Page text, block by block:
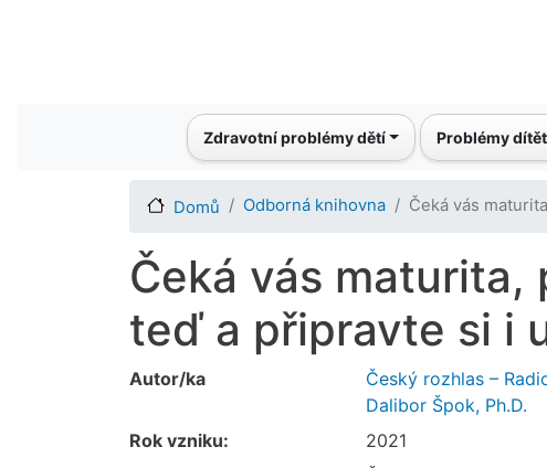
Main navigationZdravotní problémy dětí Problémy
Domů Odborná knihovna Čeká vás
Čeká vás
teď a připravte si i
Autor/ka
Český rozhlas –
Dalibor Špok, Ph.D.
Rok vzniku:
2021